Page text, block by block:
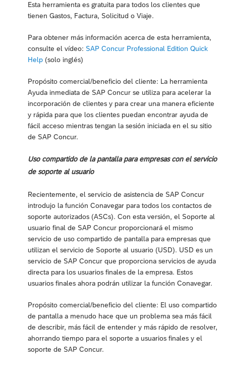
Esta herramienta es gratuita para todos los clientes que
tienen Gastos, Factura, Solicitud o Viaje.
Para obtener más información acerca de esta herramienta,
consulte el vídeo: SAP Concur Professional Edition Quick
Help (solo inglés)
Propósito comercial/beneficio del cliente: La herramienta
Ayuda inmediata de SAP Concur se utiliza para acelerar la
incorporación de clientes y para crear una manera eficiente
y rápida para que los clientes puedan encontrar ayuda de
fácil acceso mientras tengan la sesión iniciada en el su sitio
de SAP Concur.
Uso compartido de la pantalla para empresas con el servicio
de soporte al usuario
Recientemente, el servicio de asistencia de SAP Concur
introdujo la función Conavegar para todos los contactos de
soporte autorizados (ASCs). Con esta versión, el Soporte al
usuario final de SAP Concur proporcionará el mismo
servicio de uso compartido de pantalla para empresas que
utilizan el servicio de Soporte al usuario (USD). USD es un
servicio de SAP Concur que proporciona servicios de ayuda
directa para los usuarios finales de la empresa. Estos
usuarios finales ahora podrán utilizar la función Conavegar.
Propósito comercial/beneficio del cliente: El uso compartido
de pantalla a menudo hace que un problema sea más fácil
de describir, más fácil de entender y más rápido de resolver,
ahorrando tiempo para el soporte a usuarios finales y el
soporte de SAP Concur.